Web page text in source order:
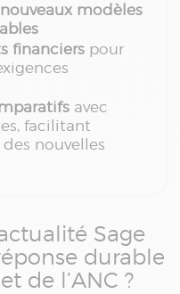
nouveaux modèles
financiers pour
avec
facilitant
nouvelles
Sage
durable
de l’ANC ?